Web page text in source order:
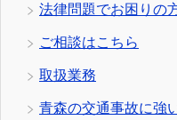
法律問題でお困りの
ご相談はこちら
取扱業務
青森の交通事故に強